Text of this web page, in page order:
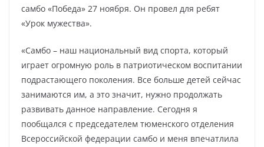
самбо «Победа» 27 ноября. Он провел для ребят
«Урок мужества».
«Самбо – наш национальный вид спорта, который
играет огромную роль в патриотическом воспитании
подрастающего поколения. Все больше детей сейчас
занимаются им, а это значит, нужно продолжать
развивать данное направление. Сегодня я
пообщался с председателем тюменского отделения
Всероссийской федерации самбо и меня впечатлила